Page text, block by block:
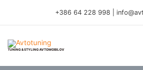
content
+386 64 228 998
TUNING & STYLING AVTOMOBILOV